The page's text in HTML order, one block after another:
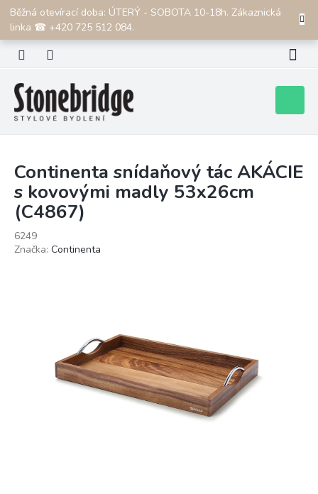
Přejít
obsah
Běžná otevírací doba: ÚTERÝ - SOBOTA 10-18h. Zákaznická
linka ☎ +420 725 512 084.
CZK
košík
Continenta snídaňový tác AKÁCIE
s kovovými madly 53x26cm
(C4867)
6249
Značka: Continenta